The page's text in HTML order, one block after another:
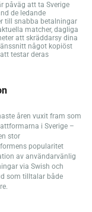
påväg att ta Sverige
de ledande
till snabba betalningar
matcher, dagliga
att skräddarsy dina
något kopiöst
testar deras
åren vuxit fram som
i Sverige –
stor
popularitet
av användarvänlig
via Swish och
som tilltalar både